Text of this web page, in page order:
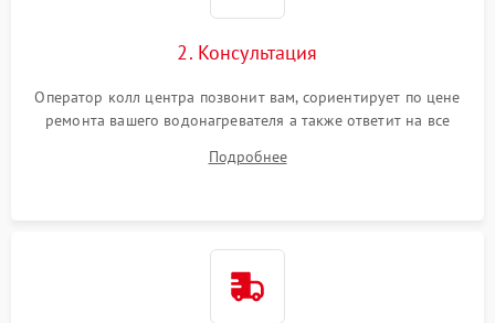
2. Консультация
Оператор колл центра позвонит вам, сориентирует по цене
ремонта вашего водонагревателя а также ответит на все
Подробнее